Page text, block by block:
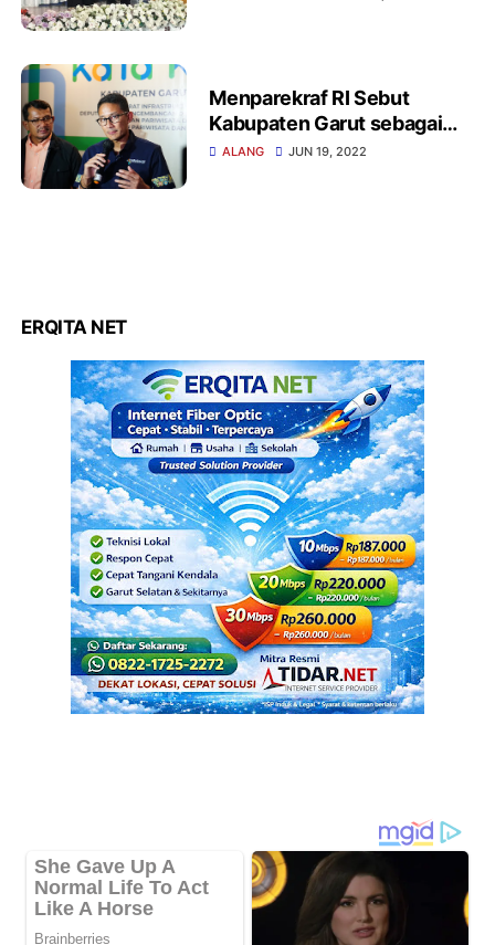
Menparekraf RI Sebut
Kabupaten Garut sebagai
Kabupaten Pariwisata
ALANG JUN 19, 2022
ERQITA NET